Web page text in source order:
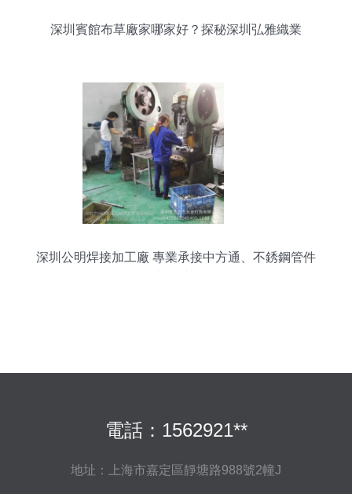
深圳賓館布草廠家哪家好？探秘深圳弘雅織業
深圳公明焊接加工廠 專業承接中方通、不銹鋼管件
電話：1562921**
地址：上海市嘉定區靜塘路988號2幢J